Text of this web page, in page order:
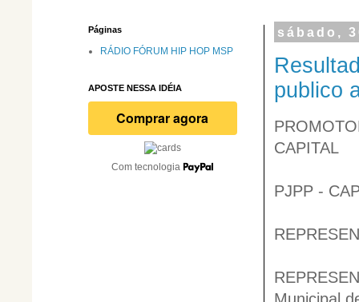
sábado,
publico
CAPITAL
PJPP -
Páginas
RÁDIO FÓRUM HIP HOP MSP
APOSTE NESSA IDÉIA
Com tecnologia